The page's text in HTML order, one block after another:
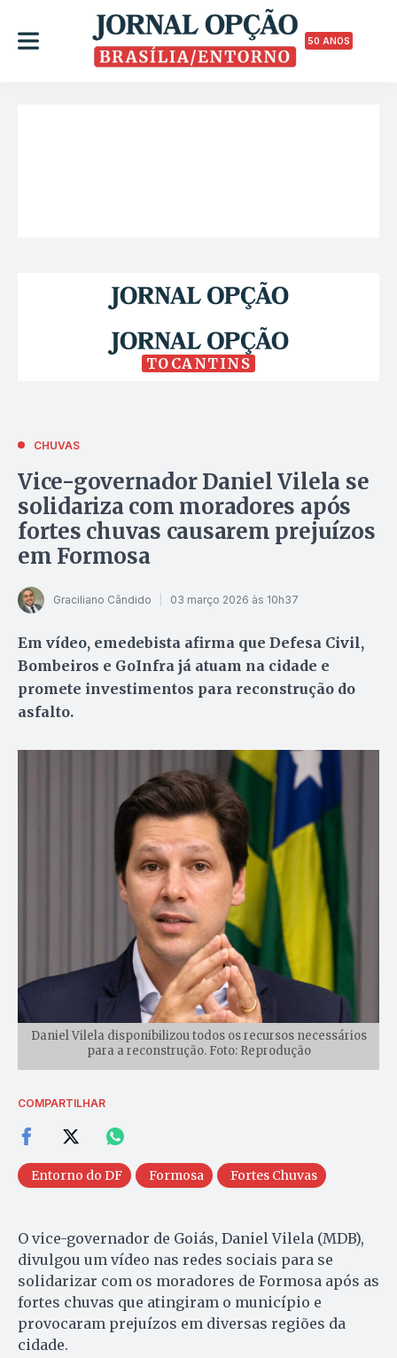
50 ANOS
TOCANTINS
CHUVAS
Vice-governador Daniel Vilela se
solidariza com moradores após
fortes chuvas causarem prejuízos
em Formosa
Graciliano Cândido 03 março 2026 às 10h37
Em vídeo, emedebista afirma que Defesa Civil,
Bombeiros e GoInfra já atuam na cidade e
promete investimentos para reconstrução do
asfalto.
Daniel Vilela disponibilizou todos os recursos necessários
para a reconstrução. Foto: Reprodução
COMPARTILHAR
Entorno do DF Formosa Fortes Chuvas
O vice-governador de Goiás, Daniel Vilela (MDB),
divulgou um vídeo nas redes sociais para se
solidarizar com os moradores de Formosa após as
fortes chuvas que atingiram o município e
provocaram prejuízos em diversas regiões da
cidade.